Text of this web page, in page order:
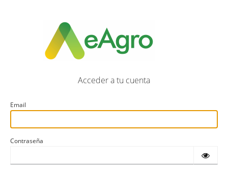
Acceder a tu cuenta
Email
Contraseña